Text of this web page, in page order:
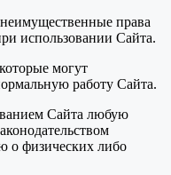
права
использовании Сайта.
могут
работу Сайта.
Сайта любую
о физических либо